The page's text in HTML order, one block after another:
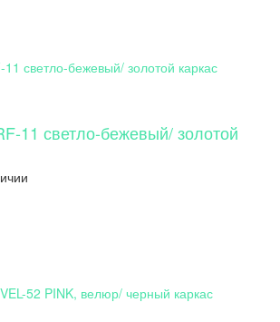
11 светло-бежевый/ золотой